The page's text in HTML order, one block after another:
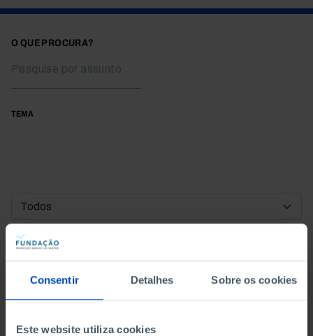
Consentir Detalhes Sobre os cookies
Este website utiliza cookies
O QUE PROCURA?
TEMA
DATA DE INÍCIO
DATA DE FIM